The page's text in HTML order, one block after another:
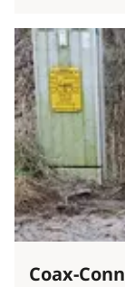
Coax-